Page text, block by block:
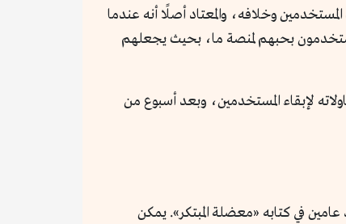
وخلافه، والمعتاد أصلًا أنه عندما
بحبهم لمنصة ما، بحيث يجعلهم
لإبقاء المستخدمين، وبعد أسبوع من
في كتابه «معضلة المبتكر». يمكن